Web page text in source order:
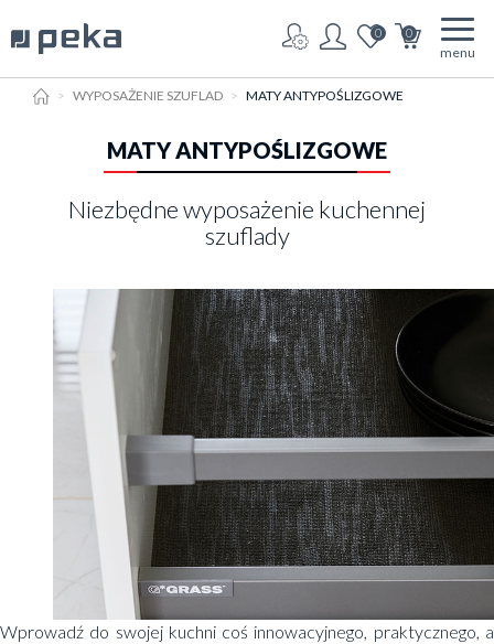
0 0
menu
HOMEWYPOSAŻENIE SZUFLAD MATY ANTYPOŚLIZGOWE
MATY ANTYPOŚLIZGOWE
Niezbędne wyposażenie kuchennej
szuflady
Wprowadź do swojej kuchni coś innowacyjnego, praktycznego, a